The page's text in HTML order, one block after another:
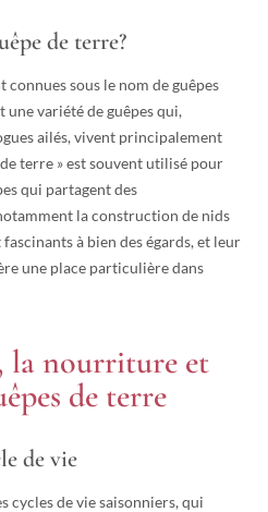
de terre?
connues sous le nom de guêpes
une variété de guêpes qui,
ailés, vivent principalement
terre » est souvent utilisé pour
qui partagent des
la construction de nids
à bien des égards, et leur
une place particulière dans
la nourriture et
de terre
de vie
cycles de vie saisonniers, qui